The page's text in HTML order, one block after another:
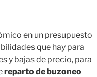
en un presupuesto
que hay para
y bajas de precio, para
reparto de buzoneo